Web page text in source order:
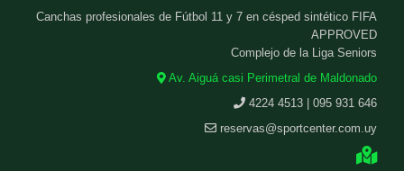
Canchas profesionales de Fútbol 11 y 7 en césped sintético FIFA
APPROVED
Complejo de la Liga Seniors
Av. Aiguá casi Perimetral de Maldonado
4224 4513 | 095 931 646
reservas@sportcenter.com.uy